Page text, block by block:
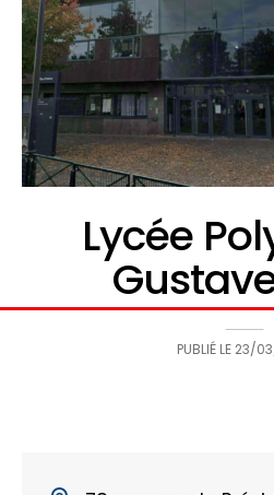
Lycée
PUBLIÉ LE 23/